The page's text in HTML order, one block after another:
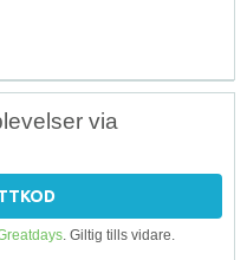
via
. Giltig tills vidare.